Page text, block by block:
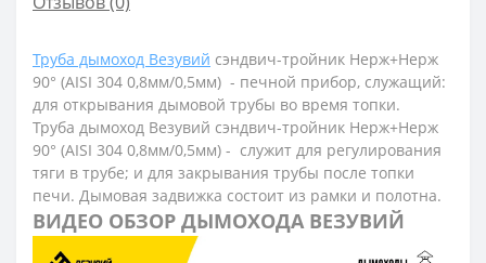
Труба дымоход Везувий сэндвич-тройник Нерж+Нерж
90° (AISI 304 0,8мм/0,5мм) - печной прибор, служащий:
для открывания дымовой трубы во время топки.
Труба дымоход Везувий сэндвич-тройник Нерж+Нерж
90° (AISI 304 0,8мм/0,5мм) - служит для регулирования
тяги в трубе; и для закрывания трубы после топки
печи. Дымовая задвижка состоит из рамки и полотна.
ВИДЕО ОБЗОР ДЫМОХОДА ВЕЗУВИЙ